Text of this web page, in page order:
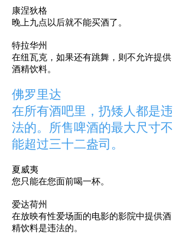
康涅狄格
晚上九点以后就不能买酒了。
特拉华州
在纽瓦克，如果还有跳舞，则不允许提供
酒精饮料。
佛罗里达
在所有酒吧里，扔矮人都是违
法的。所售啤酒的最大尺寸不
能超过三十二盎司。
夏威夷
您只能在您面前喝一杯。
爱达荷州
在放映有性爱场面的电影的影院中提供酒
精饮料是违法的。